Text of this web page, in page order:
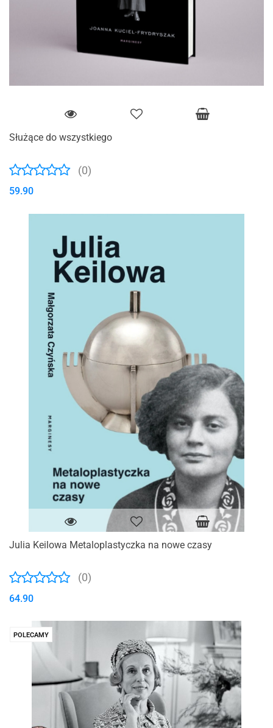
Służące do wszystkiego
(0)
59.90
Julia Keilowa Metaloplastyczka na nowe czasy
(0)
64.90
POLECAMY